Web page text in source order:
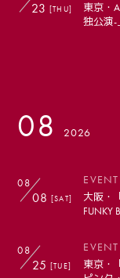
23 [THU]
東京・
独公演-
08 2026
08
08 [SAT]
EVENT
大阪・
FUNKY
08
25 [TUE]
EVENT
東京・